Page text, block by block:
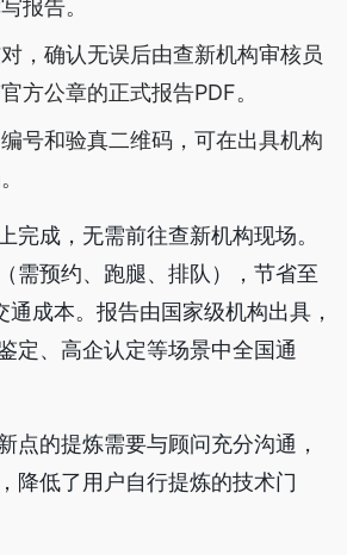
报告。
，确认无误后由查新机构审核员
方公章的正式报告PDF。
号和验真二维码，可在出具机构
完成，无需前往查新机构现场。
需预约、跑腿、排队），节省至
成本。报告由国家级机构出具，
定、高企认定等场景中全国通
点的提炼需要与顾问充分沟通，
降低了用户自行提炼的技术门